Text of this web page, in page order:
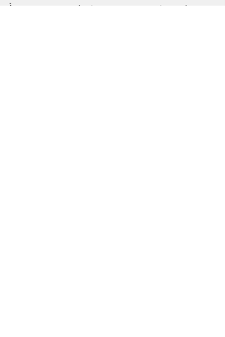
À travers ses créations, que ce soit sur les